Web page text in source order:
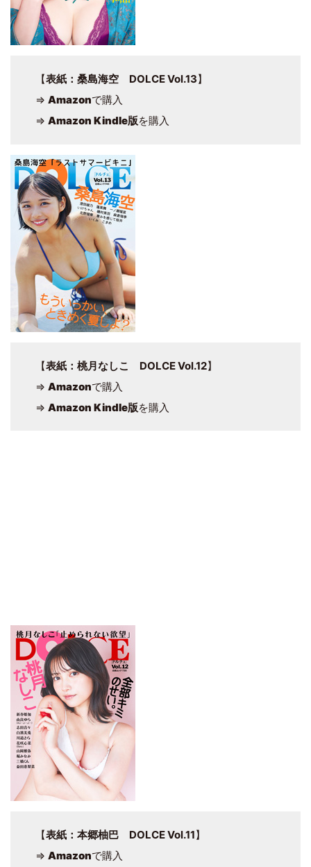
【表紙：桑島海空 DOLCE Vol.13】
⇒ Amazonで購入
⇒ Amazon Kindle版を購入
【表紙：桃月なしこ DOLCE Vol.12】
⇒ Amazonで購入
⇒ Amazon Kindle版を購入
【表紙：本郷柚巴 DOLCE Vol.11】
⇒ Amazonで購入